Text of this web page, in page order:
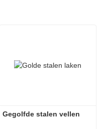
Gegolfde stalen vellen